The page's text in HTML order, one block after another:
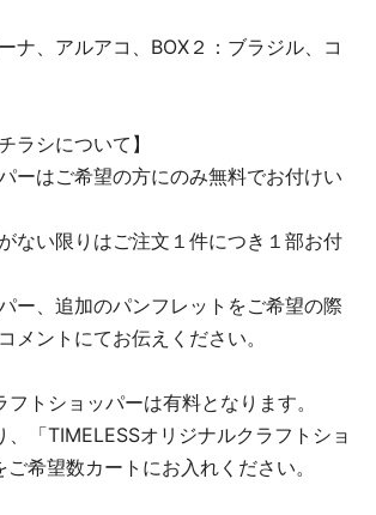
ナ、アルアコ、BOX２：ブラジル、コ
ラシについて】
ーはご希望の方にのみ無料でお付けい
ない限りはご注文１件につき１部お付
ー、追加のパンフレットをご希望の際
メントにてお伝えください。
トショッパーは有料となります。
、「TIMELESSオリジナルクラフトショ
希望数カートにお入れください。